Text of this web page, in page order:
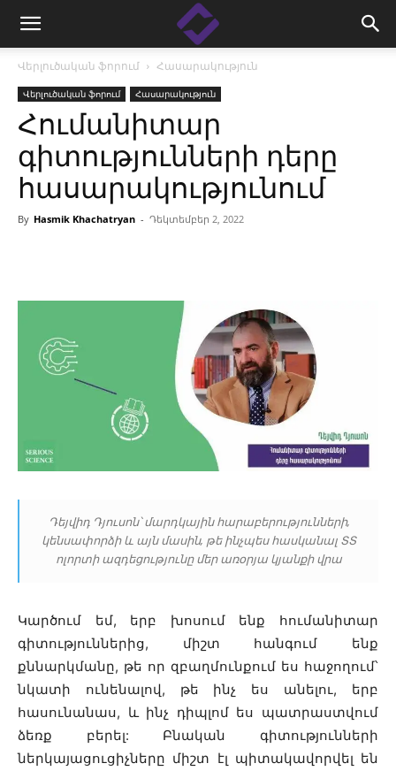
Վերլուծական ֆորում Հասարակություն
Վերլուծական ֆորում Հասարակություն
Հումանիտար
գիտությունների դերը
հասարակությունում
By Hasmik Khachatryan - Դեկտեմբեր 2, 2022
Դեյվիդ Դյուսոն՝ մարդկային հարաբերությունների,
կենսափորձի և այն մասին, թե ինչպես հասկանալ ՏՏ
ոլորտի ազդեցությունը մեր առօրյա կյանքի վրա
Կարծում եմ, երբ խոսում ենք հումանիտար
գիտություններից, միշտ հանգում ենք
քննարկմանը, թե որ զբաղմունքում ես հաջողում՝
նկատի ունենալով, թե ինչ ես անելու, երբ
հասունանաս, և ինչ դիպլոմ ես պատրաստվում
ձեռք բերել: Բնական գիտությունների
ներկայացուցիչները միշտ էլ պիտակավորվել են